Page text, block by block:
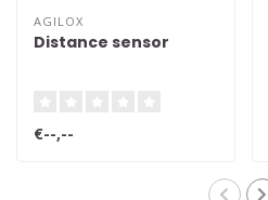
AGILOX
Distance sensor
€--,--